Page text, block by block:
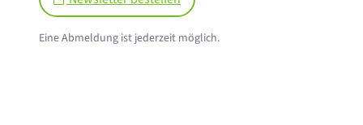
Eine Abmeldung ist jederzeit möglich.